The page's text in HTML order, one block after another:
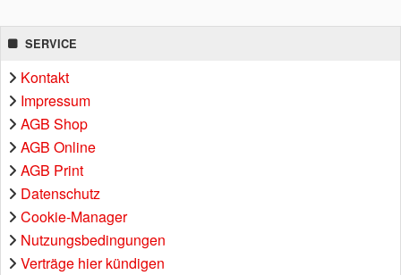
SERVICE
Kontakt
Impressum
AGB Shop
AGB Online
AGB Print
Datenschutz
Cookie-Manager
Nutzungsbedingungen
Verträge hier kündigen